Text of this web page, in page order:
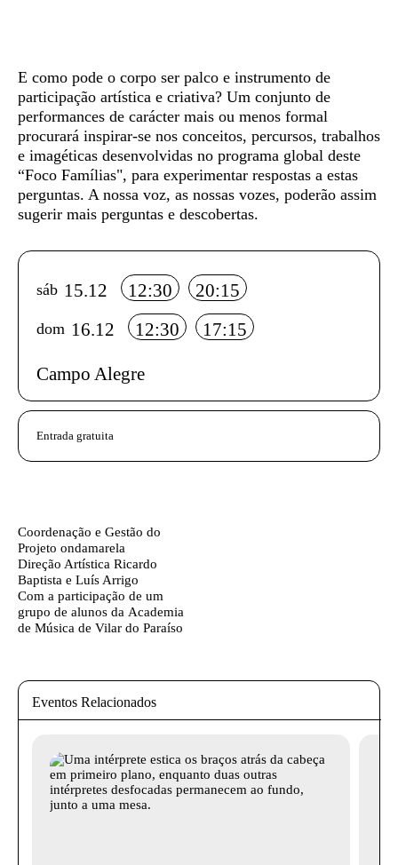
Sinopse
E como pode o corpo ser palco e instrumento de
participação artística e criativa? Um conjunto de
performances de carácter mais ou menos formal
procurará inspirar-se nos conceitos, percursos, trabalhos
e imagéticas desenvolvidas no programa global deste
“Foco Famílias", para experimentar respostas a estas
perguntas. A nossa voz, as nossas vozes, poderão assim
sugerir mais perguntas e descobertas.
Info sobre horário e bilhetes
sáb 15.12 12:30 20:15
dom 16.12 12:30 17:15
Campo Alegre
InformaÃ§Ã£o adicional
Entrada gratuita
Coordenação e Gestão do
Projeto ondamarela
Direção Artística Ricardo
Baptista e Luís Arrigo
Com a participação de um
grupo de alunos da Academia
de Música de Vilar do Paraíso
Eventos Relacionados